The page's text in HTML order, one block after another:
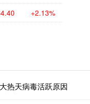
+2.13%
热天病毒活跃原因